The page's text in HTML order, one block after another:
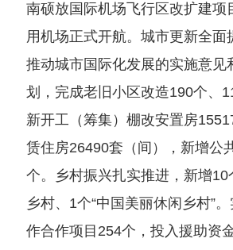
南硕放国际机场飞行区改扩建项
用机场正式开航。城市更新全面
推动城市国际化发展的实施意见
划，完成老旧小区改造190个、
新开工（筹集）棚改安置房
赁住房26490套（间），新增公
个。乡村振兴扎实推进，新增10
乡村、1个“中国美丽休闲乡村”
作合作项目254个，投入援助资